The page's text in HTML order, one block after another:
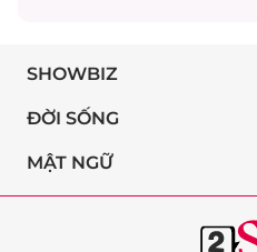
SHOWBIZ
ĐỜI SỐNG
MẬT NGỮ